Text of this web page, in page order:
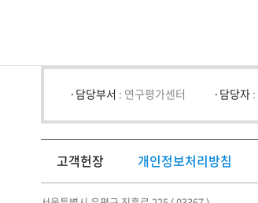
담당부서 : 연구평가센터 담당자 :
고객헌장 개인정보처리방침